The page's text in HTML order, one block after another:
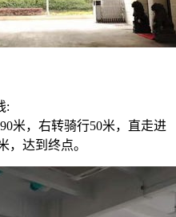
:
米，右转骑行50米，直走进
，达到终点。